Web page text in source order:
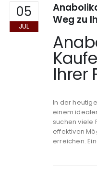
05
JUL
Weg zu
Ihrer
In der
einem
suchen viele
effektiven
erreichen.